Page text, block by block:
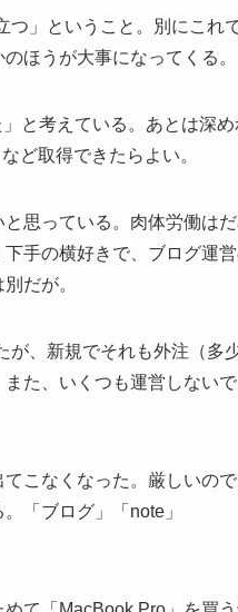
つ」ということ。別にこれ
ほうが大事になってくる。
と考えている。あとは深
ど取得できたらよい。
思っている。肉体労働は
手の横好きで、ブログ運
だが。
が、新規でそれも外注（多
た、いくつも運営しない
こなくなった。厳しいの
「ブログ」「note」